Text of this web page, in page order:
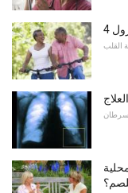
القلب
سرطان